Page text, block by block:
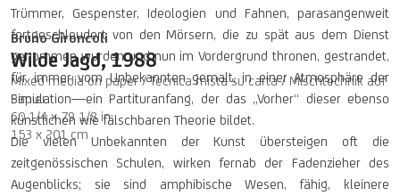
Bruno Gironcoli
Wilde Jagd,1988
Mixed media on paper / Tecnica mista su carta / Mischtechnik auf
Papier
60 1/4 x 79 1/8 in
153 x 201 cm
Trümmer, Gespenster, Ideologien und Fahnen, parasangenweit
fortgeschleudert von den Mörsern, die zu spät aus dem Dienst
genommen wurden und nun im Vordergrund thronen, gestrandet,
für immer vom Unbekannten gemalt, in einer Atmosphäre der
Simulation—ein Partituranfang, der das „Vorher“ dieser ebenso
künstlichen wie fälschbaren Theorie bildet.
Die vielen Unbekannten der Kunst übersteigen oft die
zeitgenössischen Schulen, wirken fernab der Fadenzieher des
Augenblicks; sie sind amphibische Wesen, fähig, kleinere